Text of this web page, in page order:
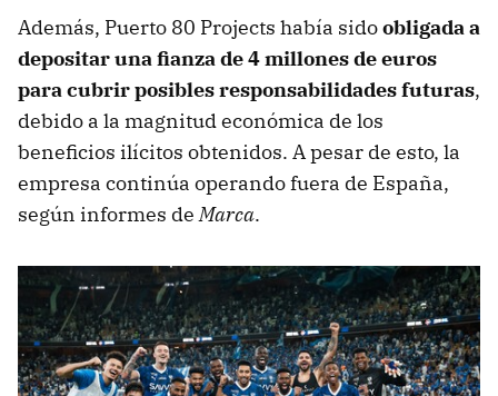
Además, Puerto 80 Projects había sidoobligada a
depositar una fianza de 4 millones de euros
para cubrir posibles responsabilidades futuras,
debido a la magnitud económica de los
beneficios ilícitos obtenidos. A pesar de esto, la
empresa continúa operando fuera de España,
según informes deMarca.